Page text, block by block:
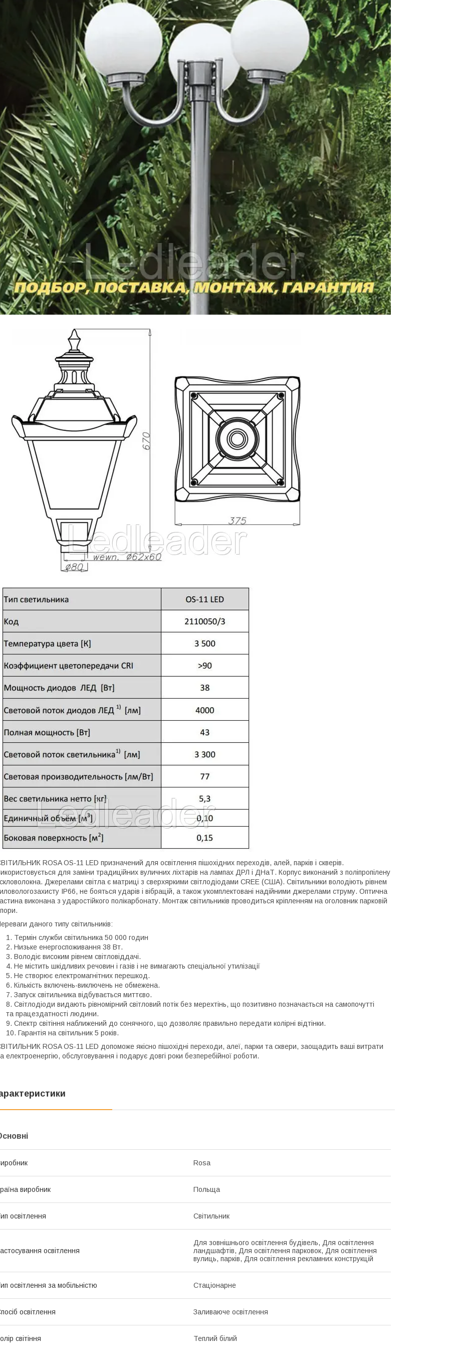
ROSA OS-11 LED призначений для освітлення пішохідних переходів, алей, парків і скверів.
для заміни традиційних вуличних ліхтарів на лампах ДРЛ і ДНаТ. Корпус виконаний з поліпропілену
скловолокна. Джерелами світла є матриці з сверхяркими світлодіодами СREE (США). Світильники володіють рівнем
IP66, не бояться ударів і вібрацій, а також укомплектовані надійними джерелами струму. Оптична
виконана з ударостійкого полікарбонату. Монтаж світильників проводиться кріпленням на оголовник парковій
даного типу світильників:
Термін служби світильника 50 000 годин
Низьке енергоспоживання 38 Вт.
Володіє високим рівнем світловіддачі.
Не містить шкідливих речовин і газів і не вимагають спеціальної утилізації
Не створює електромагнітних перешкод.
Кількість включень-виключень не обмежена.
Запуск світильника відбувається миттєво.
Світлодіоди видають рівномірний світловий потік без мерехтінь, що позитивно позначається на самопочутті
та працездатності людини.
Спектр світіння наближений до сонячного, що дозволяє правильно передати колірні відтінки.
Гарантія на світильник 5 років.
ROSA OS-11 LED допоможе якісно пішохідні переходи, алеї, парки та сквери, заощадить ваші витрати
електроенергію, обслуговування і подарує довгі роки безперебійної роботи.
Rosa
виробник Польща
освітлення Світильник
освітлення
Для зовнішнього освітлення будівель, Для освітлення
ландшафтів, Для освітлення парковок, Для освітлення
вулиць, парків, Для освітлення рекламних конструкцій
освітлення за мобільністю Стаціонарне
освітлення Заливаюче освітлення
світіння Теплий білий